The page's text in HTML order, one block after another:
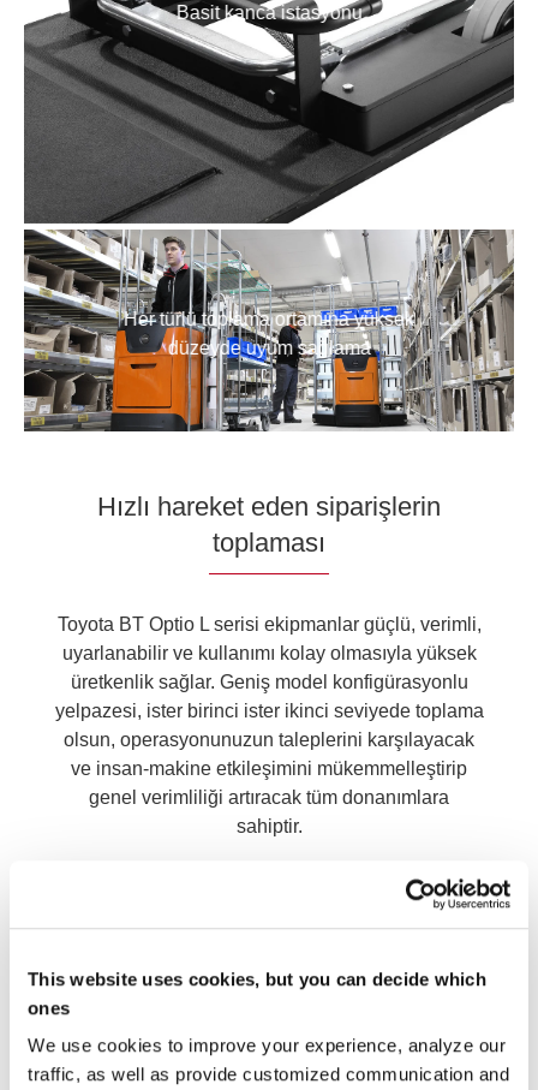
This website uses cookies, but you can decide which
ones
We use cookies to improve your experience, analyze our
traffic, as well as provide customized communication and
Basit kanca istasyonu
Her türlü toplama ortamına yüksek
düzeyde uyum sağlama
Hızlı hareket eden siparişlerin
toplaması
Toyota BT Optio L serisi ekipmanlar güçlü, verimli,
uyarlanabilir ve kullanımı kolay olmasıyla yüksek
üretkenlik sağlar. Geniş model konfigürasyonlu
yelpazesi, ister birinci ister ikinci seviyede toplama
olsun, operasyonunuzun taleplerini karşılayacak
ve insan-makine etkileşimini mükemmelleştirip
genel verimliliği artıracak tüm donanımlara
sahiptir.
BT Optio OSE250, hızlı hareket eden
ekipmandır